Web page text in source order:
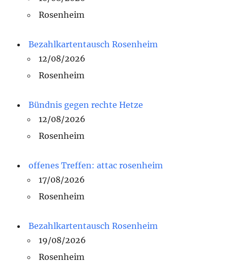
Rosenheim
Bezahlkartentausch Rosenheim
12/08/2026
Rosenheim
Bündnis gegen rechte Hetze
12/08/2026
Rosenheim
offenes Treffen: attac rosenheim
17/08/2026
Rosenheim
Bezahlkartentausch Rosenheim
19/08/2026
Rosenheim